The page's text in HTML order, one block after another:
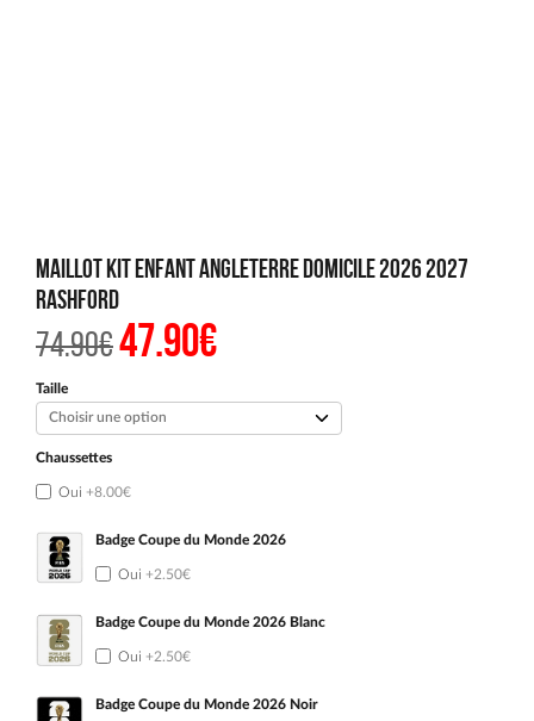
Maillot Kit Enfant Angleterre Domicile 2026 2027
Rashford
74.90€Le
prix
était :
74.90€.
47.90€Le
prix
est :
47.90€.
Taille
Chaussettes
Oui +8.00€
Badge Coupe du Monde 2026
Oui +2.50€
Badge Coupe du Monde 2026 Blanc
Oui +2.50€
Badge Coupe du Monde 2026 Noir